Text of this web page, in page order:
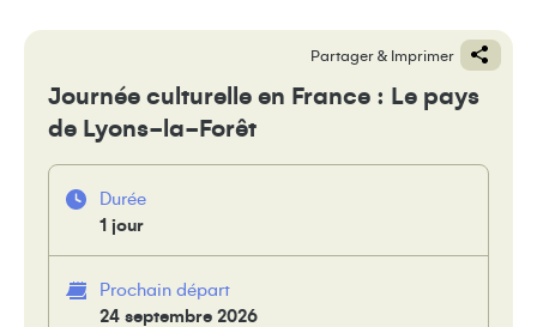
Partager & Imprimer
Journée culturelle en France : Le pays
de Lyons-la-Forêt
Durée
1 jour
Prochain départ
24 septembre 2026